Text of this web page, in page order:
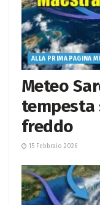
ALLA PRIMA PAGINA
Meteo
tempesta
freddo
15 Febbraio 2026